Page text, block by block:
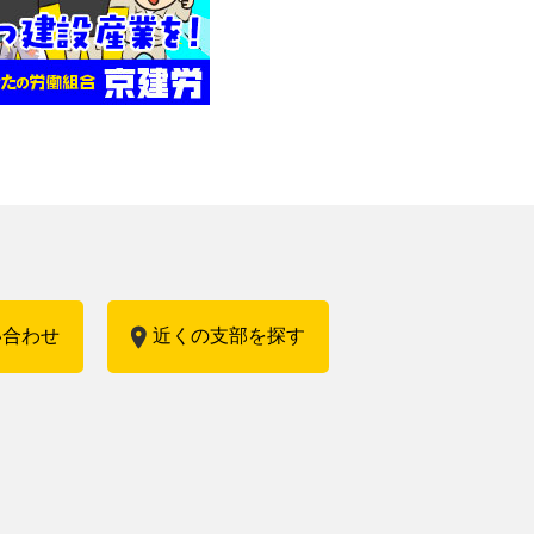
わせ 近くの支部を探す